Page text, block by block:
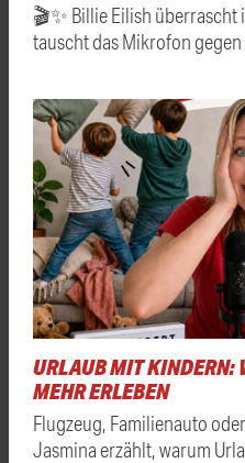
🎬✨ Billie Eilish überrascht
tauscht das Mikrofon
URLAUB MIT KINDERN:
MEHR ERLEBEN
Flugzeug, Familienauto
Jasmina erzählt, warum